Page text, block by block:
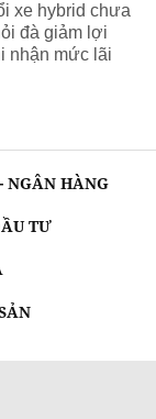
xe hybrid chưa
đà giảm lợi
nhận mức lãi
NGÂN HÀNG
TƯ